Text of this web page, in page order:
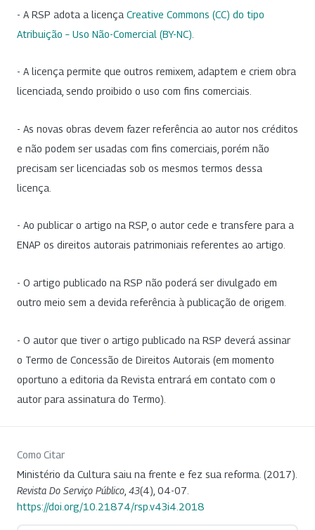
- A RSP adota a licença Creative Commons (CC) do tipo
Atribuição – Uso Não-Comercial (BY-NC)
- A licença permite que outros remixem, adaptem e criem obra
licenciada, sendo proibido o uso com fins comerciais.
- As novas obras devem fazer referência ao autor nos créditos
e não podem ser usadas com fins comerciais, porém não
precisam ser licenciadas sob os mesmos termos dessa
licença.
- Ao publicar o artigo na RSP, o autor cede e transfere para a
ENAP os direitos autorais patrimoniais referentes ao artigo.
- O artigo publicado na RSP não poderá ser divulgado em
outro meio sem a devida referência à publicação de origem.
- O autor que tiver o artigo publicado na RSP deverá assinar
o Termo de Concessão de Direitos Autorais (em momento
oportuno a editoria da Revista entrará em contato com o
autor para assinatura do Termo).
Como Citar
Ministério da Cultura saiu na frente e fez sua reforma. (2017).
Revista Do Serviço Público 43(4), 04-07.
https://doi.org/10.21874/rsp.v43i4.2018